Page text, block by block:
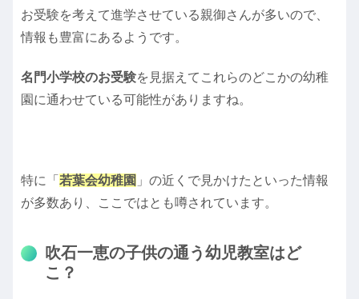
お受験を考えて進学させている親御さんが多いので、
情報も豊富にあるようです。
名門小学校のお受験を見据えてこれらのどこかの幼稚
園に通わせている可能性がありますね。
特に「 若葉会幼稚園 」の近くで見かけたといった情報
が多数あり、ここではとも噂されています。
吹石一恵の子供の通う幼児教室はど
こ？